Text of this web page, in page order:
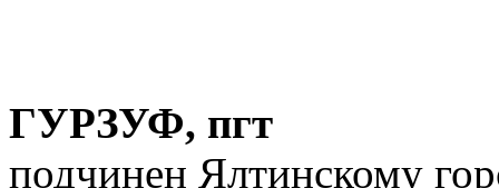
ГУРЗУФ, пгт
подчинен Ялтинскому